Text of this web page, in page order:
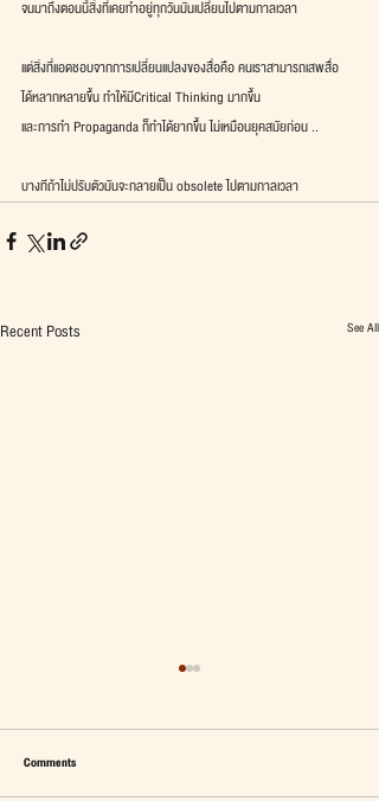
จนมาถึงตอนนี้สิ่งที่เคยทำอยู่ทุกวันมันเปลี่ยนไปตามกาลเวลา
แต่สิ่งที่แอดชอบจากการเปลี่ยนแปลงของสื่อคือ คนเราสามารถเสพสื่อ
ได้หลากหลายขึ้น ทำให้มีCritical Thinking มากขึ้น
และการทำ Propaganda ก็ทำได้ยากขึ้น ไม่เหมือนยุคสมัยก่อน ..
บางทีถ้าไม่ปรับตัวมันจะกลายเป็น obsolete ไปตามกาลเวลา
Recent Posts See All
Comments